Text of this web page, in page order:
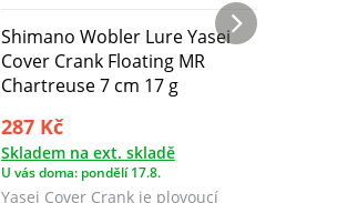
Shimano Wobler Lure Yasei
Cover Crank Floating MR
Chartreuse 7 cm 17 g
287 Kč
Skladem na ext. skladě
U vás doma: pondělí 17.8.
Yasei Cover Crank je plovoucí